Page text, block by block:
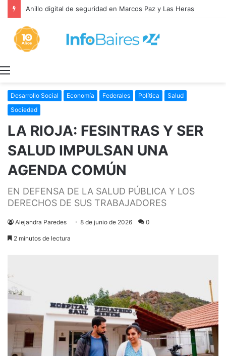
Anillo digital de seguridad en Marcos Paz y Las Heras
Desarrollo Social Economía Federales Política
Salud
Sociedad
LA RIOJA: FESINTRAS Y SER
SALUD IMPULSAN UNA
AGENDA COMÚN
EN DEFENSA DE LA SALUD PÚBLICA Y LOS
DERECHOS DE SUS TRABAJADORES
Alejandra Paredes 8 de junio de 2026 0
2 minutos de lectura